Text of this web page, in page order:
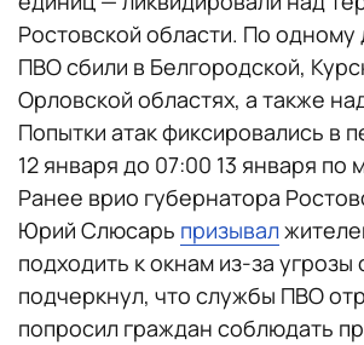
Ростовской области. По
ПВО сбили в Белгородской,
Орловской областях, а также
Попытки атак фиксировались в
12 января до 07:00 13 января по
Ранее врио губернатора
Юрий Слюсарь призывал
подходить к окнам из-за угрозы
подчеркнул, что службы ПВО
попросил граждан соблюдать